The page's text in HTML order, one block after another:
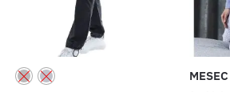
MESEC